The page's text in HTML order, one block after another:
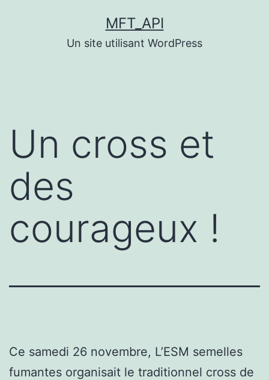
MFT_API
Un site utilisant WordPress
Un cross et
des
courageux !
Ce samedi 26 novembre, L’ESM semelles
fumantes organisait le traditionnel cross de